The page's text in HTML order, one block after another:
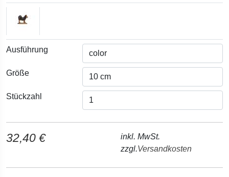
Ausführung
Größe
Stückzahl
32,40 €
inkl. MwSt.
zzgl.Versandkosten